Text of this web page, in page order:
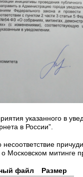
указанного в
в России”.
несоответствие
Московском митинге
файл
Размер